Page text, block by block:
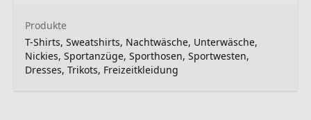
Produkte
T-Shirts, Sweatshirts, Nachtwäsche, Unterwäsche,
Nickies, Sportanzüge, Sporthosen, Sportwesten,
Dresses, Trikots, Freizeitkleidung